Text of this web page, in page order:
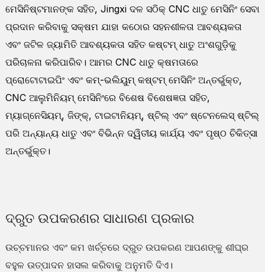
ମେସିନିଷ୍ଟମାନଙ୍କ ସହିତ, Jingxi ଦଳ ସଠିକ୍ CNC ଧାତୁ ମେସିନିଂ ସେବା
ପ୍ରଦାନ କରିବାକୁ ସକ୍ଷମ ଯାହା କଠୋର ସହନଶୀଳତା ଆବଶ୍ୟକତା
ଏବଂ ଜଟିଳ ଜ୍ୟାମିତି ଆବଶ୍ୟକତା ସହିତ କଷ୍ଟମ୍ ଧାତୁ ଅଂଶଗୁଡ଼ିକୁ
ପରିଚାଳନା କରିପାରିବ। ଆମର CNC ଧାତୁ କ୍ଷମତାରେ
ପ୍ରୋଟୋଟାଇପିଂ ଏବଂ କମ୍-ଭଲିୟୁମ୍ କଷ୍ଟମ୍ ମେସିନିଂ ଅନ୍ତର୍ଭୁକ୍ତ,
CNC ଆଲୁମିନିୟମ୍ ମେସିନିଂରେ ବିଶେଷ ବିଶେଷଜ୍ଞତା ସହିତ,
ମ୍ୟାଗ୍ନେସିୟମ୍, ଜିଙ୍କ୍, ଟାଇଟାନିୟମ୍, ଷ୍ଟିଲ୍ ଏବଂ ଷ୍ଟେନଲେସ୍ ଷ୍ଟିଲ୍
ପରି ଅନ୍ୟାନ୍ୟ ଧାତୁ ଏବଂ ବିଭିନ୍ନ ଦ୍ୱିତୀୟ କାର୍ଯ୍ୟ ଏବଂ ପୃଷ୍ଠ ଚିକିତ୍ସା
ଅନ୍ତର୍ଭୁକ୍ତ।
ଦ୍ରୁତ ଉପକରଣର ସାଧାରଣ ପ୍ରକାର
ଉଚ୍ଚମାନର ଏବଂ କମ ଖର୍ଚ୍ଚରେ ଦ୍ରୁତ ଉପକରଣ ଆପଣଙ୍କୁ ଶୀଘ୍ର
ବହୁଳ ଉତ୍ପାଦନ ହାସଲ କରିବାକୁ ଅନୁମତି ଦିଏ।